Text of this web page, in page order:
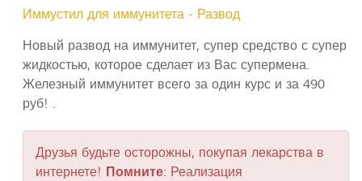
Иммустил для иммунитета - Развод
Новый развод на иммунитет, супер средство с супер
жидкостью, которое сделает из Вас супермена.
Железный иммунитет всего за один курс и за 490
руб! .
Друзья будьте осторожны, покупая лекарства в
интернете! Помните: Реализация